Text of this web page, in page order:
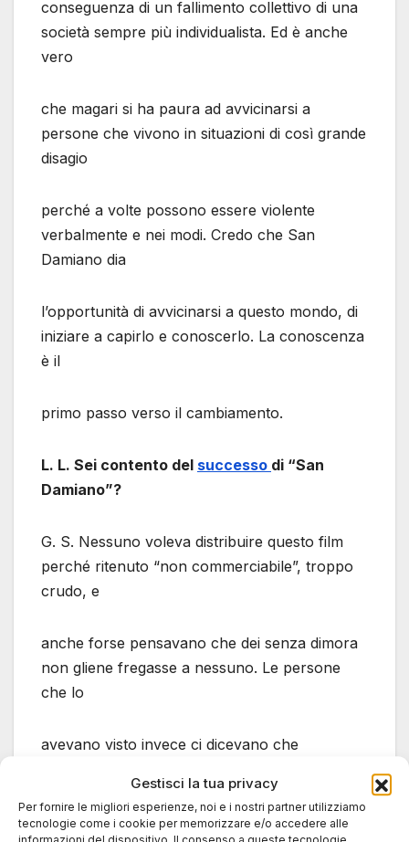
Gestisci la tua privacy
Per fornire le migliori esperienze, noi e i nostri partner utilizziamo
tecnologie come i cookie per memorizzare e/o accedere alle
conseguenza di un fallimento collettivo di una
società sempre più individualista. Ed è anche
vero
che magari si ha paura ad avvicinarsi a
persone che vivono in situazioni di così grande
disagio
perché a volte possono essere violente
verbalmente e nei modi. Credo che San
Damiano dia
l’opportunità di avvicinarsi a questo mondo, di
iniziare a capirlo e conoscerlo. La conoscenza
è il
primo passo verso il cambiamento.
L. L. Sei contento del successo di “San
Damiano”?
G. S. Nessuno voleva distribuire questo film
perché ritenuto “non commerciabile”, troppo
crudo, e
anche forse pensavano che dei senza dimora
non gliene fregasse a nessuno. Le persone
che lo
avevano visto invece ci dicevano che